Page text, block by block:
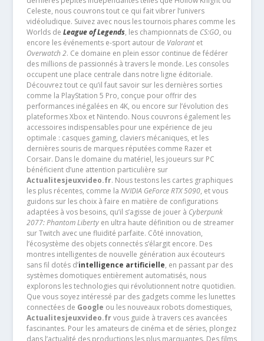
Celeste, nous couvrons tout ce qui fait vibrer l’univers
vidéoludique. Suivez avec nous les tournois phares comme les
Worlds de League of Legends, les championnats de CS:GO, ou
encore les événements e-sport autour de Valorantet
Overwatch 2. Ce domaine en plein essor continue de fédérer
des millions de passionnés à travers le monde. Les consoles
occupent une place centrale dans notre ligne éditoriale.
Découvrez tout ce qu’il faut savoir sur les dernières sorties
comme la PlayStation 5 Pro, conçue pour offrir des
performances inégalées en 4K, ou encore sur l’évolution des
plateformes Xbox et Nintendo. Nous couvrons également les
accessoires indispensables pour une expérience de jeu
optimale : casques gaming, claviers mécaniques, et les
dernières souris de marques réputées comme Razer et
Corsair. Dans le domaine du matériel, les joueurs sur PC
bénéficient d’une attention particulière sur
Actualitesjeuxvideo.fr. Nous testons les cartes graphiques
les plus récentes, comme la NVIDIA GeForce RTX 5090, et vous
guidons sur les choix à faire en matière de configurations
adaptées à vos besoins, qu’il s’agisse de jouer à Cyberpunk
2077: Phantom Libertyen ultra haute définition ou de streamer
sur Twitch avec une fluidité parfaite. Côté innovation,
l’écosystème des objets connectés s’élargit encore. Des
montres intelligentes de nouvelle génération aux écouteurs
sans fil dotés d’intelligence artificielle, en passant par des
systèmes domotiques entièrement automatisés, nous
explorons les technologies qui révolutionnent notre quotidien.
Que vous soyez intéressé par des gadgets comme les lunettes
connectées de Google ou les nouveaux robots domestiques,
Actualitesjeuxvideo.frvous guide à travers ces avancées
fascinantes. Pour les amateurs de cinéma et de séries, plongez
dans l’actualité des productions les plus marquantes. Des films